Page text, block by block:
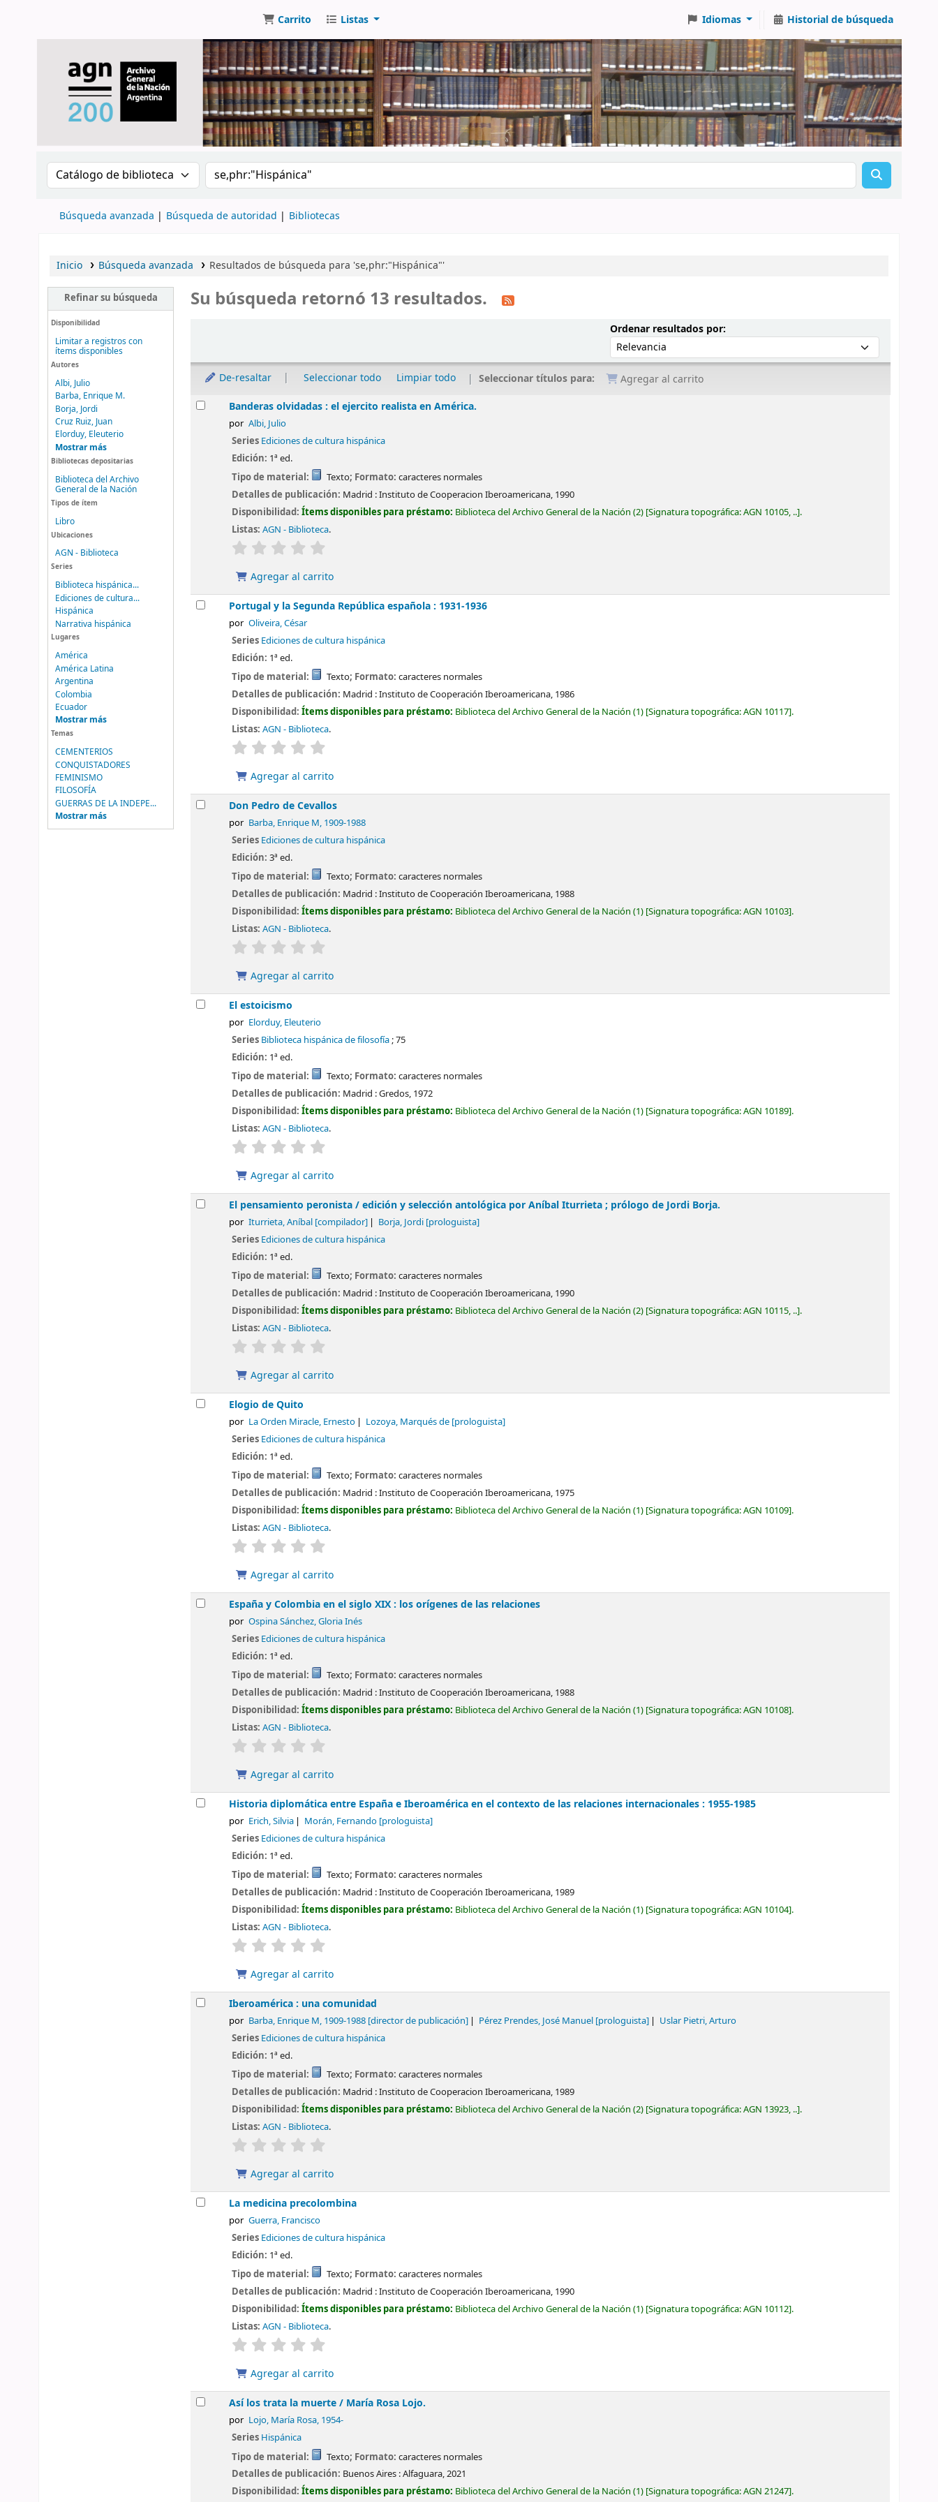
Carrito Listas Idiomas Historial de búsqueda
Buscar en el catálogo por: Buscar en el catálogo
Búsqueda avanzada Búsqueda de autoridad Bibliotecas
Inicio Búsqueda avanzada Resultados de búsqueda para 'se,phr:"Hispánica"'
Refinar su búsqueda
Disponibilidad
Limitar a registros con
ítems disponibles
Autores
Albi, Julio
Barba, Enrique M.
Borja, Jordi
Cruz Ruiz, Juan
Elorduy, Eleuterio
Mostrar más
Bibliotecas depositarias
Biblioteca del Archivo
General de la Nación
Tipos de ítem
Libro
Ubicaciones
AGN - Biblioteca
Series
Biblioteca hispánica...
Ediciones de cultura...
Hispánica
Narrativa hispánica
Lugares
América
América Latina
Argentina
Colombia
Ecuador
Mostrar más
Temas
CEMENTERIOS
CONQUISTADORES
FEMINISMO
FILOSOFÍA
GUERRAS DE LA INDEPE...
Mostrar más
Su búsqueda retornó 13 resultados.
Ordenar resultados por:Ordenar por:
De-resaltar Seleccionar todo Limpiar todo Seleccionar títulos para:
Agregar al carrito
ResultadosBanderas olvidadas : el ejercito realista en América.
por Albi, Julio
Series Ediciones de cultura hispánica
Edición: 1ª ed.
Tipo de material:
Texto; Formato: caracteres normales
Detalles de publicación: Madrid :Instituto de Cooperacion Iberoamericana, 1990
Disponibilidad:Ítems disponibles para préstamo: Biblioteca del Archivo General de la Nación (2) Signatura topográfica:AGN 10105, .. .
Listas: AGN - Biblioteca.
valoración
Agregar al carrito
Portugal y la Segunda República española : 1931-1936
por Oliveira, César
Series Ediciones de cultura hispánica
Edición: 1ª ed.
Tipo de material:
Texto; Formato: caracteres normales
Detalles de publicación: Madrid :Instituto de Cooperación Iberoamericana, 1986
Disponibilidad:Ítems disponibles para préstamo: Biblioteca del Archivo General de la Nación (1) Signatura topográfica:AGN 10117 .
Listas: AGN - Biblioteca.
valoración
Agregar al carrito
Don Pedro de Cevallos
por Barba, Enrique M, 1909-1988
Series Ediciones de cultura hispánica
Edición:3ª ed.
Tipo de material:
Texto; Formato: caracteres normales
Detalles de publicación: Madrid :Instituto de Cooperación Iberoamericana, 1988
Disponibilidad:Ítems disponibles para préstamo: Biblioteca del Archivo General de la Nación (1) Signatura topográfica:AGN 10103 .
Listas: AGN - Biblioteca.
valoración
Agregar al carrito
El estoicismo
por Elorduy, Eleuterio
Series Biblioteca hispánica de filosofía; 75
Edición: 1ª ed.
Tipo de material:
Texto; Formato: caracteres normales
Detalles de publicación: Madrid :Gredos, 1972
Disponibilidad:Ítems disponibles para préstamo: Biblioteca del Archivo General de la Nación (1) Signatura topográfica:AGN 10189 .
Listas: AGN - Biblioteca.
valoración
Agregar al carrito
El pensamiento peronista /edición y selección antológica por Aníbal Iturrieta ; prólogo de Jordi Borja.
por Iturrieta, Aníbal[compilador] Borja, Jordi[prologuista]
Series Ediciones de cultura hispánica
Edición: 1ª ed.
Tipo de material:
Texto; Formato: caracteres normales
Detalles de publicación: Madrid :Instituto de Cooperación Iberoamericana, 1990
Disponibilidad:Ítems disponibles para préstamo: Biblioteca del Archivo General de la Nación (2) Signatura topográfica:AGN 10115, .. .
Listas: AGN - Biblioteca.
valoración
Agregar al carrito
Elogio de Quito
por La Orden Miracle, Ernesto Lozoya, Marqués de[prologuista]
Series Ediciones de cultura hispánica
Edición: 1ª ed.
Tipo de material:
Texto; Formato: caracteres normales
Detalles de publicación: Madrid :Instituto de Cooperación Iberoamericana, 1975
Disponibilidad:Ítems disponibles para préstamo: Biblioteca del Archivo General de la Nación (1) Signatura topográfica:AGN 10109 .
Listas: AGN - Biblioteca.
valoración
Agregar al carrito
España y Colombia en el siglo XIX : los orígenes de las relaciones
por Ospina Sánchez, Gloria Inés
Series Ediciones de cultura hispánica
Edición: 1ª ed.
Tipo de material:
Texto; Formato: caracteres normales
Detalles de publicación: Madrid :Instituto de Cooperación Iberoamericana, 1988
Disponibilidad:Ítems disponibles para préstamo: Biblioteca del Archivo General de la Nación (1) Signatura topográfica:AGN 10108 .
Listas: AGN - Biblioteca.
valoración
Agregar al carrito
Historia diplomática entre España e Iberoamérica en el contexto de las relaciones internacionales : 1955-1985
por Erich, Silvia Morán, Fernando[prologuista]
Series Ediciones de cultura hispánica
Edición: 1ª ed.
Tipo de material:
Texto; Formato: caracteres normales
Detalles de publicación: Madrid :Instituto de Cooperación Iberoamericana, 1989
Disponibilidad:Ítems disponibles para préstamo: Biblioteca del Archivo General de la Nación (1) Signatura topográfica:AGN 10104 .
Listas: AGN - Biblioteca.
valoración
Agregar al carrito
Iberoamérica : una comunidad
por Barba, Enrique M, 1909-1988[director de publicación] Pérez Prendes, José Manuel[prologuista] Uslar Pietri, Arturo
Series Ediciones de cultura hispánica
Edición: 1ª ed.
Tipo de material:
Texto; Formato: caracteres normales
Detalles de publicación: Madrid :Instituto de Cooperacion Iberoamericana, 1989
Disponibilidad:Ítems disponibles para préstamo: Biblioteca del Archivo General de la Nación (2) Signatura topográfica:AGN 13923, .. .
Listas: AGN - Biblioteca.
valoración
Agregar al carrito
La medicina precolombina
por Guerra, Francisco
Series Ediciones de cultura hispánica
Edición: 1ª ed.
Tipo de material:
Texto; Formato: caracteres normales
Detalles de publicación: Madrid :Instituto de Cooperación Iberoamericana, 1990
Disponibilidad:Ítems disponibles para préstamo: Biblioteca del Archivo General de la Nación (1) Signatura topográfica:AGN 10112 .
Listas: AGN - Biblioteca.
valoración
Agregar al carrito
Así los trata la muerte / María Rosa Lojo.
por Lojo, María Rosa, 1954-
Series Hispánica
Tipo de material:
Texto; Formato: caracteres normales
Detalles de publicación: Buenos Aires :Alfaguara,2021
Disponibilidad:Ítems disponibles para préstamo: Biblioteca del Archivo General de la Nación (1) Signatura topográfica:AGN 21247 .